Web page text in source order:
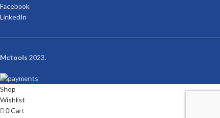
Facebook
LinkedIn
Mctools 2023.
Shop
Wishlist
0Cart